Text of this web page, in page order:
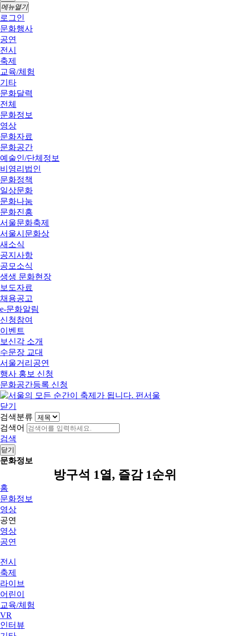
메뉴열기
로그인
문화행사
공연
전시
축제
교육/체험
기타
문화달력
전체
문화정보
영상
문화자료
문화공간
예술인/단체정보
비영리법인
문화정책
일상문화
문화나눔
문화진흥
서울문화축제
서울시문화상
새소식
공지사항
공모소식
생생 문화현장
보도자료
채용공고
e-문화알림
신청참여
이벤트
보신각 소개
수문장 교대
서울거리공연
행사 홍보 신청
문화공간등록 신청
닫기
검색분류
검색어
검색
닫기
문화정보
방구석 1열, 즐감 1순위
홈
문화정보
영상
공연
영상
공연
전시
축제
라이브
어린이
교육/체험
VR
인터뷰